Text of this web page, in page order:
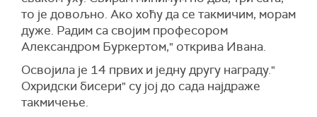
то је довољно. Ако хоћу да се такмичим, морам
дуже. Радим са својим професором
Александром Буркертом," открива Ивана.
Освојила је 14 првих и једну другу награду."
Охридски бисери" су јој до сада најдраже
такмичење.